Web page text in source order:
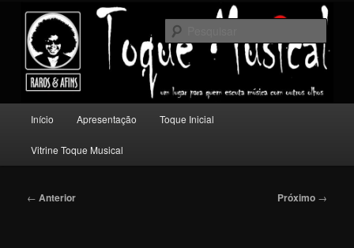
conteúdo
principalToque Musical
Um lugar para quem escuta música com outros olhos.
principal
Início Apresentação Toque Inicial
Vitrine Toque Musical
Navegação
← Anterior Próximo →